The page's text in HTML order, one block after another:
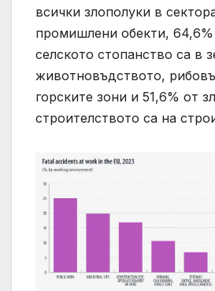
всички злополуки в
промишлени обекти, 64,6%
селското стопанство са в
животновъдството,
горските зони и 51,6% от
строителството са на